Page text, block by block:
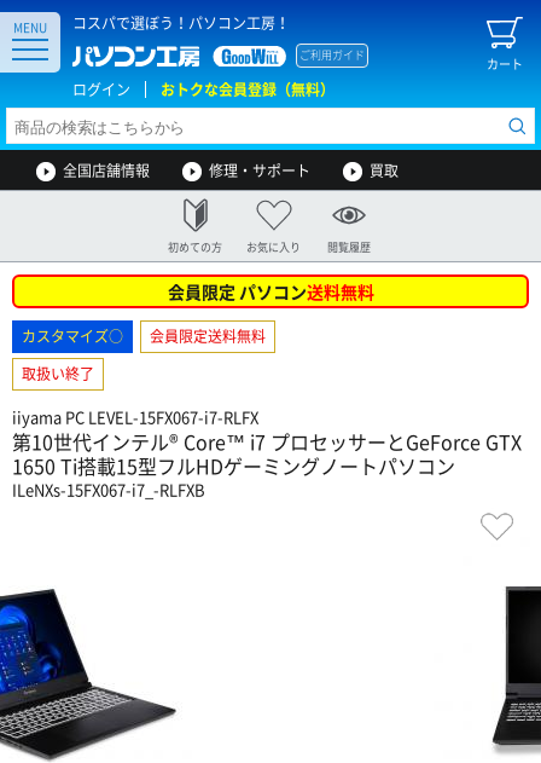
コスパで選ぼう！パソコン工房！
カート
ご利用ガイド
ログイン おトクな会員登録（無料）
MENU
全国店舗情報 修理・サポート 買取
初めての方 お気に入り 閲覧履歴
会員限定 パソコン送料無料
カスタマイズ○
会員限定送料無料
取扱い終了
iiyama PC LEVEL-15FX067-i7-RLFX
第10世代インテル® Core™ i7 プロセッサーとGeForce GTX
1650 Ti搭載15型フルHDゲーミングノートパソコン
ILeNXs-15FX067-i7_-RLFXB